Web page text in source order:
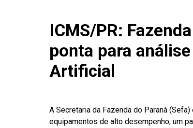
ICMS/PR:
ponta para
Artificial
A Secretaria da Fazenda do Paraná
equipamentos de alto desempenho, um